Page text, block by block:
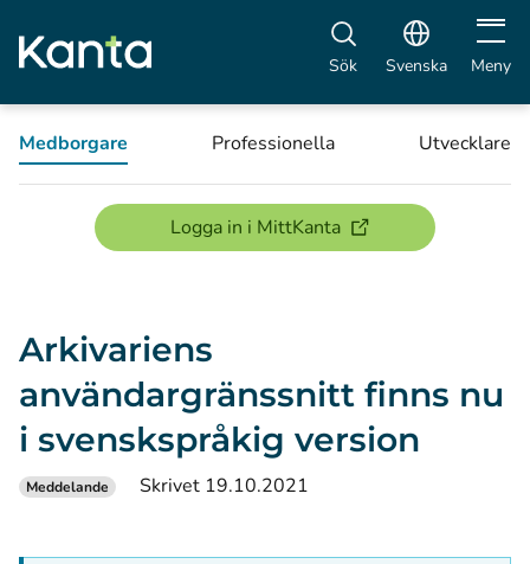
Sök Svenska Öppna
Meny
Medborgare Professionella Utvecklare
Logga in i MittKanta(öppnas i ett nytt
Arkivariens
användargränssnitt finns nu
i svenskspråkig version
Meddelande Skrivet 19.10.2021